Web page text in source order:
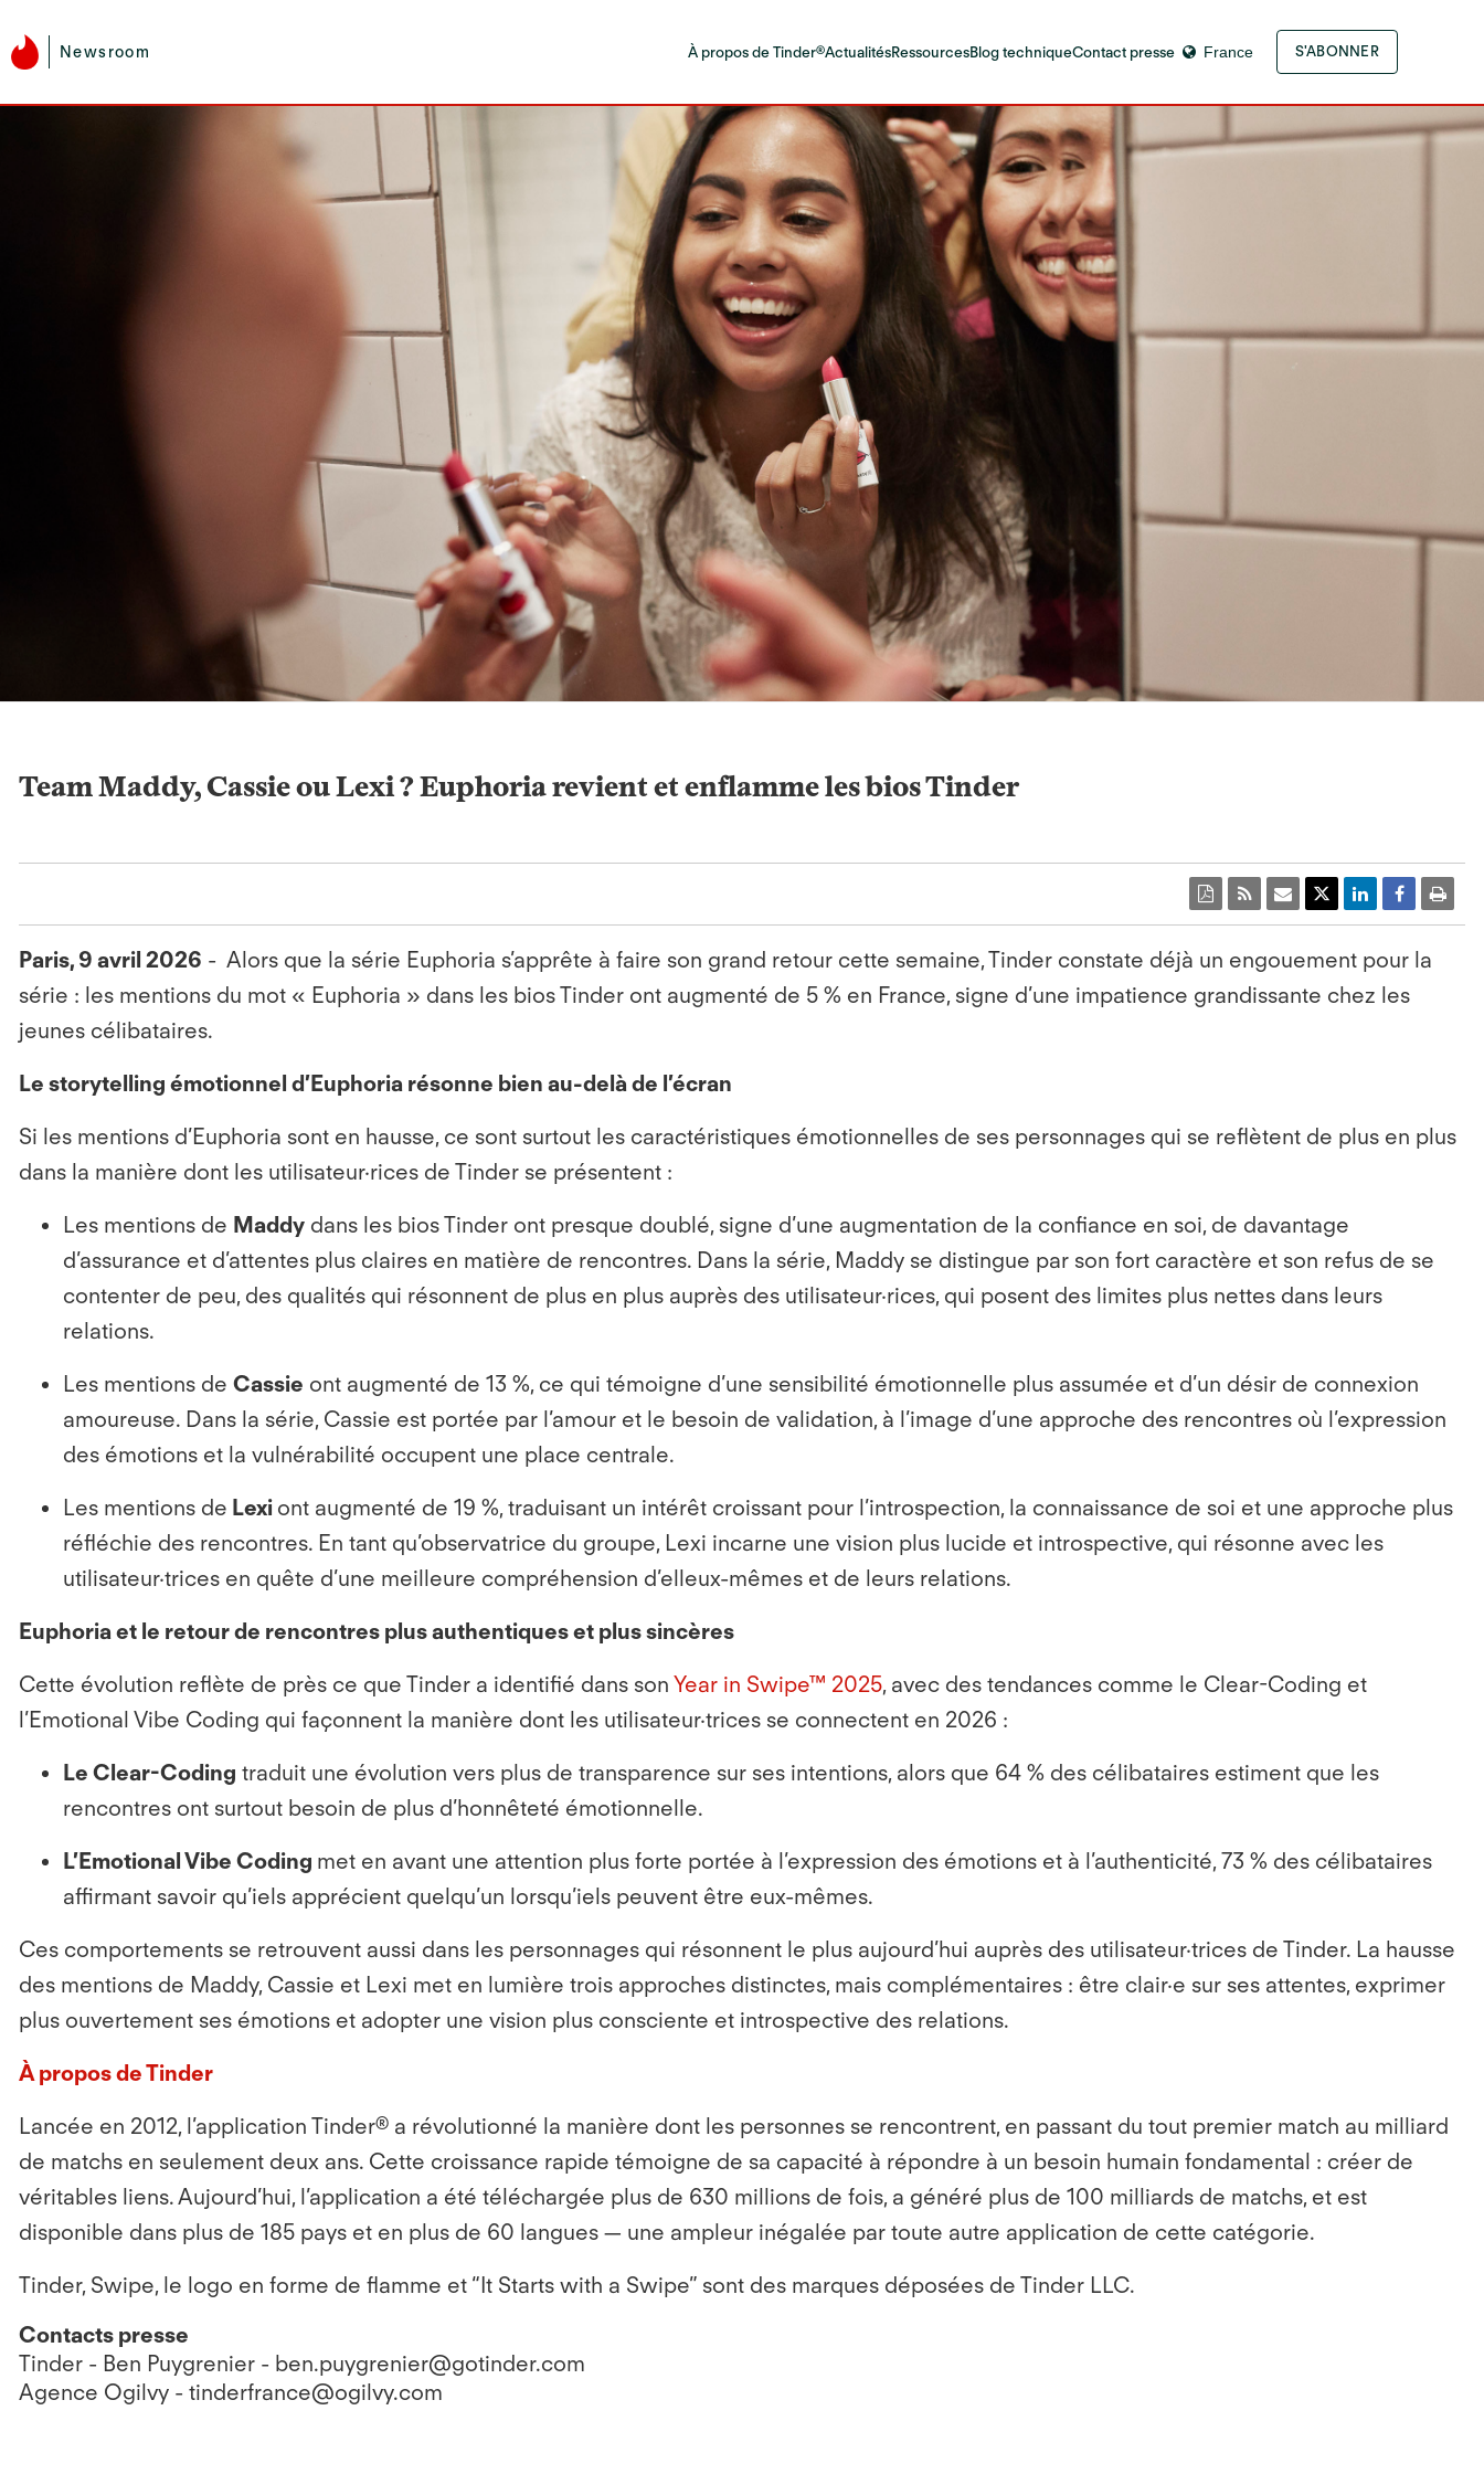
Newsroom À propos de Tinder®ActualitésRessourcesBlog techniqueContact presse France S'ABONNER
Team Maddy, Cassie ou Lexi ? Euphoria revient et enflamme les bios Tinder
Paris, 9 avril 2026 - Alors que la série Euphoria s’apprête à faire son grand retour cette semaine, Tinder constate déjà un engouement pour la
série : les mentions du mot « Euphoria » dans les bios Tinder ont augmenté de 5 % en France, signe d’une impatience grandissante chez les
jeunes célibataires.
Le storytelling émotionnel d’Euphoria résonne bien au-delà de l’écran
Si les mentions d’Euphoria sont en hausse, ce sont surtout les caractéristiques émotionnelles de ses personnages qui se reflètent de plus en plus
dans la manière dont les utilisateur·rices de Tinder se présentent :
Les mentions de Maddy dans les bios Tinder ont presque doublé, signe d’une augmentation de la confiance en soi, de davantage
d’assurance et d’attentes plus claires en matière de rencontres. Dans la série, Maddy se distingue par son fort caractère et son refus de se
contenter de peu, des qualités qui résonnent de plus en plus auprès des utilisateur·rices, qui posent des limites plus nettes dans leurs
relations.
Les mentions de Cassie ont augmenté de 13 %, ce qui témoigne d’une sensibilité émotionnelle plus assumée et d’un désir de connexion
amoureuse. Dans la série, Cassie est portée par l’amour et le besoin de validation, à l’image d’une approche des rencontres où l’expression
des émotions et la vulnérabilité occupent une place centrale.
Les mentions de Lexi ont augmenté de 19 %, traduisant un intérêt croissant pour l’introspection, la connaissance de soi et une approche plus
réfléchie des rencontres. En tant qu’observatrice du groupe, Lexi incarne une vision plus lucide et introspective, qui résonne avec les
utilisateur·trices en quête d’une meilleure compréhension d’elleux-mêmes et de leurs relations.
Euphoria et le retour de rencontres plus authentiques et plus sincères
Cette évolution reflète de près ce que Tinder a identifié dans son Year in Swipe™ 2025, avec des tendances comme le Clear-Coding et
l’Emotional Vibe Coding qui façonnent la manière dont les utilisateur·trices se connectent en 2026 :
Le Clear-Coding traduit une évolution vers plus de transparence sur ses intentions, alors que 64 % des célibataires estiment que les
rencontres ont surtout besoin de plus d’honnêteté émotionnelle.
L’Emotional Vibe Coding met en avant une attention plus forte portée à l’expression des émotions et à l’authenticité, 73 % des célibataires
affirmant savoir qu’iels apprécient quelqu’un lorsqu’iels peuvent être eux-mêmes.
Ces comportements se retrouvent aussi dans les personnages qui résonnent le plus aujourd’hui auprès des utilisateur·trices de Tinder. La hausse
des mentions de Maddy, Cassie et Lexi met en lumière trois approches distinctes, mais complémentaires : être clair·e sur ses attentes, exprimer
plus ouvertement ses émotions et adopter une vision plus consciente et introspective des relations.
À propos de Tinder
Lancée en 2012, l’application Tinder® a révolutionné la manière dont les personnes se rencontrent, en passant du tout premier match au milliard
de matchs en seulement deux ans. Cette croissance rapide témoigne de sa capacité à répondre à un besoin humain fondamental : créer de
véritables liens. Aujourd’hui, l’application a été téléchargée plus de 630 millions de fois, a généré plus de 100 milliards de matchs, et est
disponible dans plus de 185 pays et en plus de 60 langues — une ampleur inégalée par toute autre application de cette catégorie.
Tinder, Swipe, le logo en forme de flamme et “It Starts with a Swipe” sont des marques déposées de Tinder LLC.
Contacts presse
Tinder - Ben Puygrenier - ben.puygrenier@gotinder.com
Agence Ogilvy - tinderfrance@ogilvy.com